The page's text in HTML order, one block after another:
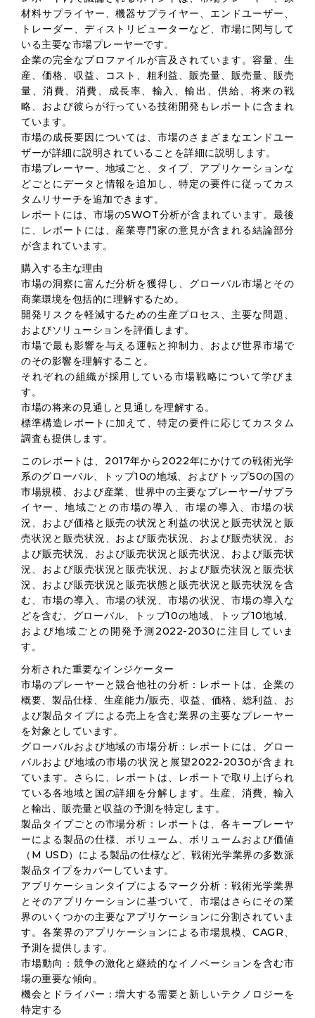
材料サプライヤー、機器サプライヤー、エンドユーザー、
トレーダー、ディストリビューターなど、市場に関与して
いる主要な市場プレーヤーです。
企業の完全なプロファイルが言及されています。容量、生
産、価格、収益、コスト、粗利益、販売量、販売量、販売
量、消費、消費、成長率、輸入、輸出、供給、将来の戦
略、および彼らが行っている技術開発もレポートに含まれ
ています。
市場の成長要因については、市場のさまざまなエンドユー
ザーが詳細に説明されていることを詳細に説明します。
市場プレーヤー、地域ごと、タイプ、アプリケーションな
どごとにデータと情報を追加し、特定の要件に従ってカス
タムリサーチを追加できます。
レポートには、市場のSWOT分析が含まれています。最後
に、レポートには、産業専門家の意見が含まれる結論部分
が含まれています。
購入する主な理由
市場の洞察に富んだ分析を獲得し、グローバル市場とその
商業環境を包括的に理解するため。
開発リスクを軽減するための生産プロセス、主要な問題、
およびソリューションを評価します。
市場で最も影響を与える運転と抑制力、および世界市場で
のその影響を理解すること。
それぞれの組織が採用している市場戦略について学びま
す。
市場の将来の見通しと見通しを理解する。
標準構造レポートに加えて、特定の要件に応じてカスタム
調査も提供します。
このレポートは、2017年から2022年にかけての戦術光学
系のグローバル、トップ10の地域、およびトップ50の国の
市場規模、および産業、世界中の主要なプレーヤー/サプラ
イヤー、地域ごとの市場の導入、市場の導入、市場の状
況、および価格と販売の状況と利益の状況と販売状況と販
売状況と販売状況、および販売状況、および販売状況、お
よび販売状況、および販売状況と販売状況、および販売状
況、および販売状況と販売状況、および販売状況と販売状
況、および販売状況と販売状態と販売状況と販売状況を含
む、市場の導入、市場の状況、市場の状況、市場の導入な
どを含む、グローバル、トップ10の地域、トップ10地域、
および地域ごとの開発予測2022-2030に注目していま
す。
分析された重要なインジケーター
市場のプレーヤーと競合他社の分析：レポートは、企業の
概要、製品仕様、生産能力/販売、収益、価格、総利益、お
よび製品タイプによる売上を含む業界の主要なプレーヤー
を対象としています。
グローバルおよび地域の市場分析：レポートには、グロー
バルおよび地域の市場の状況と展望2022-2030が含まれ
ています。さらに、レポートは、レポートで取り上げられ
ている各地域と国の詳細を分解します。生産、消費、輸入
と輸出、販売量と収益の予測を特定します。
製品タイプごとの市場分析：レポートは、各キープレーヤ
ーによる製品の仕様、ボリューム、ボリュームおよび価値
（M USD）による製品の仕様など、戦術光学業界の多数派
製品タイプをカバーしています。
アプリケーションタイプによるマーク分析：戦術光学業界
とそのアプリケーションに基づいて、市場はさらにその業
界のいくつかの主要なアプリケーションに分割されていま
す。各業界のアプリケーションによる市場規模、CAGR、
予測を提供します。
市場動向：競争の激化と継続的なイノベーションを含む市
場の重要な傾向。
機会とドライバー：増大する需要と新しいテクノロジーを
特定する